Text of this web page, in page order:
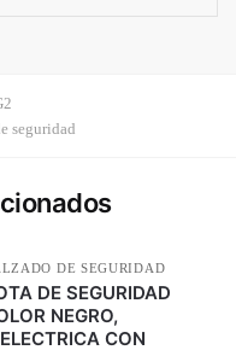
seguridad
DE SEGURIDAD
DE SEGURIDAD
NEGRO,
CON